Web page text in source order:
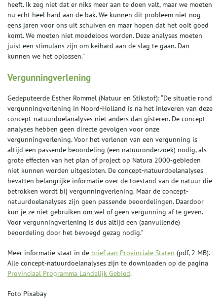
heeft. Ik zeg niet dat er niks meer aan te doen valt, maar we moeten
nu echt heel hard aan de bak. We kunnen dit probleem niet nog
eens jaren voor ons uit schuiven en maar hopen dat het ooit goed
komt. We moeten niet moedeloos worden. Deze analyses moeten
juist een stimulans zijn om keihard aan de slag te gaan. Dan
kunnen we het oplossen.”
Vergunningverlening
Gedeputeerde Esther Rommel (Natuur en Stikstof): “De situatie rond
vergunningverlening in Noord-Holland is na het inleveren van deze
concept-natuurdoelanalyses niet anders dan gisteren. De concept-
analyses hebben geen directe gevolgen voor onze
vergunningverlening. Voor het verlenen van een vergunning is
altijd een passende beoordeling (een natuuronderzoek) nodig, als
grote effecten van het plan of project op Natura 2000-gebieden
niet kunnen worden uitgesloten. De concept-natuurdoelanalyses
bevatten belangrijke informatie over de toestand van de natuur die
betrokken wordt bij vergunningverlening. Maar de concept-
natuurdoelanalyses zijn geen passende beoordelingen. Daardoor
kun je ze niet gebruiken om wel of geen vergunning af te geven.
Voor vergunningverlening is dus altijd een (aanvullende)
beoordeling door het bevoegd gezag nodig.”
Meer informatie staat in de brief aan Provinciale Staten (pdf, 2 MB).
Alle concept-natuurdoelanalyses zijn te downloaden op de pagina
Provinciaal Programma Landelijk Gebied.
Foto Pixabay